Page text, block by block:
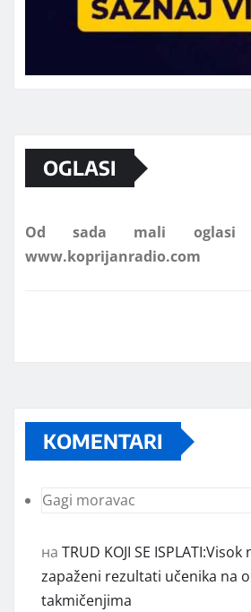
OGLASI
Od sada mali
KOMENTARI
Gagi moravac
на TRUD KOJI SE
zapaženi rezultati učenika na
takmičenjima